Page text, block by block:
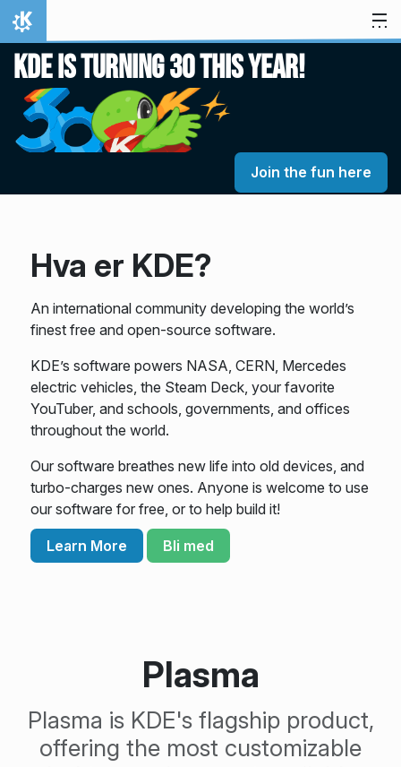
Hopp til innholdet
Hjem
KDE is turning 30 this year!
Join the fun here
Hva er KDE?
An international community developing the world’s
finest free and open-source software.
KDE’s software powers NASA, CERN, Mercedes
electric vehicles, the Steam Deck, your favorite
YouTuber, and schools, governments, and offices
throughout the world.
Our software breathes new life into old devices, and
turbo-charges new ones. Anyone is welcome to use
our software for free, or to help build it!
Learn More Bli med
Plasma
Plasma is KDE's flagship product,
offering the most customizable